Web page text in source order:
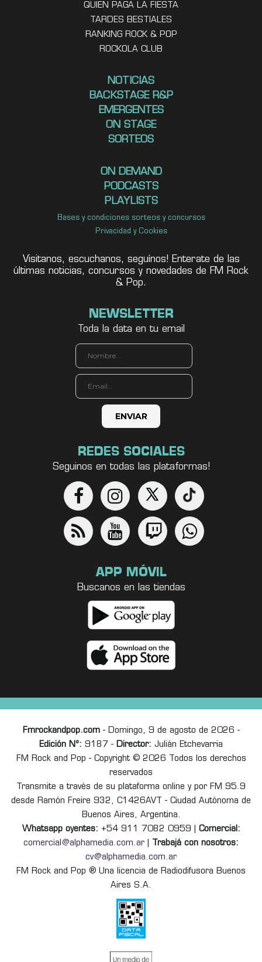
QUIEN PAGA LA FIESTA
TARDES BESTIALES
RANKING ROCK & POP
ROCKOLA CLUB
NOTICIAS
BACKSTAGE R&P
EMERGENTES
ON STAGE
SORTEOS
ON DEMAND
PODCASTS
PLAYLISTS
Bases y condiciones sorteos y concursos
Privacidad y Cookies
Visitanos, escuchanos, seguínos! Enterate de las
últimas noticias, concursos y novedades de FM Rock
& Pop.
NEWSLETTER
Toda la data en tu email
REDES SOCIALES
Seguinos en todas las plataformas!
APP MÓVIL
Buscanos en las tiendas
Fmrockandpop.com- Domingo, 9 de agosto de 2026 -
Edición Nº: 9187 - Director: Julián Etchevarria
FM Rock and Pop - Copyright © 2026 Todos los derechos
reservados
Transmite a través de su plataforma online y por FM 95.9
desde Ramón Freire 932, C1426AVT - Ciudad Autónoma de
Buenos Aires, Argentina.
Whatsapp oyentes: +54 911 7082 0959 | Comercial:
comercial@alphamedia.com.ar
Trabajá con nosotros:
cv@alphamedia.com.ar
FM Rock and Pop ® Una licencia de Radiodifusora Buenos
Aires S.A.